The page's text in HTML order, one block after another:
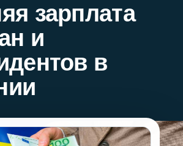
зарплата
и
в